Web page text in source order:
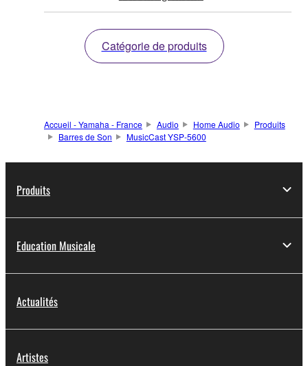
Catégorie de produits
Accueil - Yamaha - France Audio Home Audio
Produits
Barres de Son
MusicCast YSP-5600
Produits
Education Musicale
Actualités
Artistes